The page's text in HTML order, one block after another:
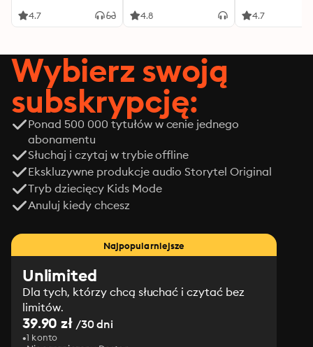
4.7 4.8 4.7
Wybierz swoją
subskrypcję:
Ponad 500 000 tytułów w cenie jednego
abonamentu
Słuchaj i czytaj w trybie offline
Ekskluzywne produkcje audio Storytel Original
Tryb dziecięcy Kids Mode
Anuluj kiedy chcesz
Najpopularniejsze
Unlimited
Dla tych, którzy chcą słuchać i czytać bez
limitów.
39.90 zł/30 dni
1 konto